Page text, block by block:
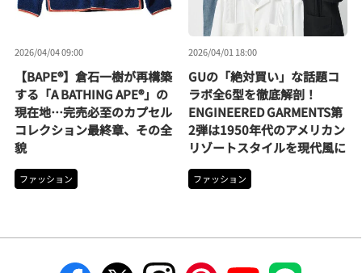
2026/04/04 09:00
【BAPE®】倉石一樹が再構築
する「A BATHING APE®」の
現在地…完売必至のカプセル
コレクション最終章、その全
貌
ファッション
2026/04/01 18:00
GUの「絶対買い」な話題コ
ラボ全6型を徹底解剖！
ENGINEERED GARMENTS第
2弾は1950年代のアメリカン
リゾートスタイルを現代風に
ファッション